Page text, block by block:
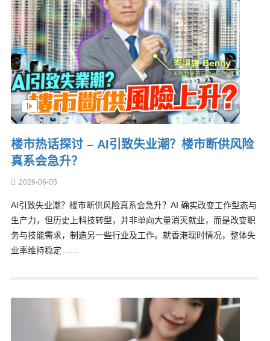
楼市热话探讨 – AI引致失业潮？楼市断供风险
真系会急升？
2026-06-05
AI引致失业潮？楼市断供风险真系会急升？AI 确实改变工作型态与
生产力，但历史上科技转型，并非单向大量消灭就业，而是改变职
务与技能需求，制造另一些行业及工作。就香港现时情况，整体失
业率维持稳定……